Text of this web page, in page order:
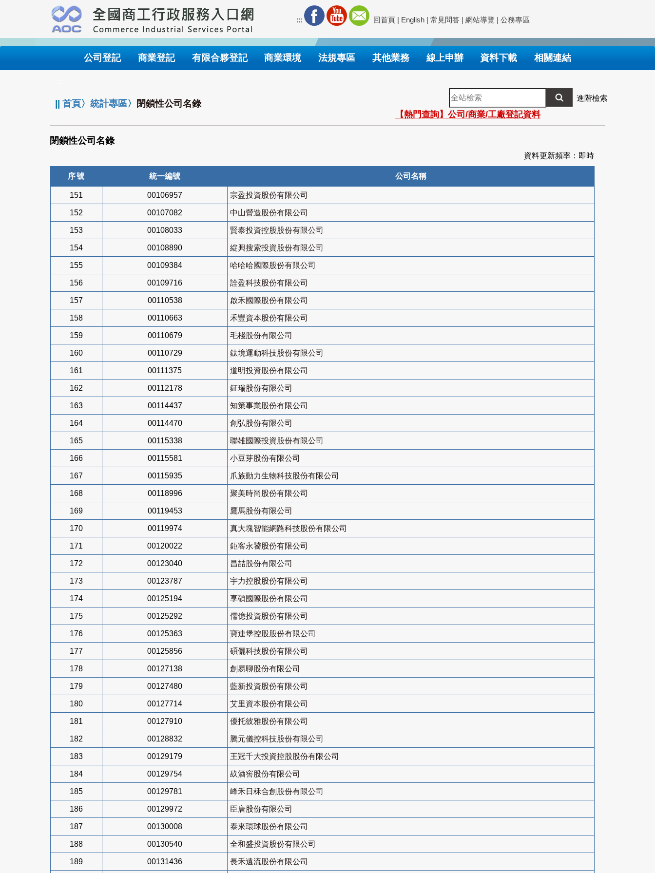
要
內
::: 回首頁 | English | 常見問答 | 網站導覽 | 公務專區
公司登記 商業登記 有限合夥登記 商業環境 法規專區 其他業務 線上申辦 資料下載 相關連結
||首頁〉統計專區〉 閉鎖性公司名錄
全
站
檢
索
進階檢索
【熱門查詢】公司/商業/工廠登記資料
閉鎖性公司名錄
資料更新頻率：即時
序號 統一編號 公司名稱
151 00106957 宗盈投資股份有限公司
152 00107082 中山營造股份有限公司
153 00108033 賢泰投資控股股份有限公司
154 00108890 綻興搜索投資股份有限公司
155 00109384 哈哈哈國際股份有限公司
156 00109716 詮盈科技股份有限公司
157 00110538 啟禾國際股份有限公司
158 00110663 禾豐資本股份有限公司
159 00110679 毛棧股份有限公司
160 00110729 鈦境運動科技股份有限公司
161 00111375 道明投資股份有限公司
162 00112178 鉦瑞股份有限公司
163 00114437 知策事業股份有限公司
164 00114470 創弘股份有限公司
165 00115338 聯雄國際投資股份有限公司
166 00115581 小豆芽股份有限公司
167 00115935 爪族動力生物科技股份有限公司
168 00118996 聚美時尚股份有限公司
169 00119453 鷹馬股份有限公司
170 00119974 真大塊智能網路科技股份有限公司
171 00120022 鉅客永饕股份有限公司
172 00123040 昌喆股份有限公司
173 00123787 宇力控股股份有限公司
174 00125194 享碩國際股份有限公司
175 00125292 儒億投資股份有限公司
176 00125363 寶連堡控股股份有限公司
177 00125856 碩儷科技股份有限公司
178 00127138 創易聊股份有限公司
179 00127480 藍新投資股份有限公司
180 00127714 艾里資本股份有限公司
181 00127910 優托彼雅股份有限公司
182 00128832 騰元儀控科技股份有限公司
183 00129179 王冠千大投資控股股份有限公司
184 00129754 镹酒窖股份有限公司
185 00129781 峰禾日秝合創股份有限公司
186 00129972 臣唐股份有限公司
187 00130008 泰來環球股份有限公司
188 00130540 全和盛投資股份有限公司
189 00131436 長禾遠流股份有限公司